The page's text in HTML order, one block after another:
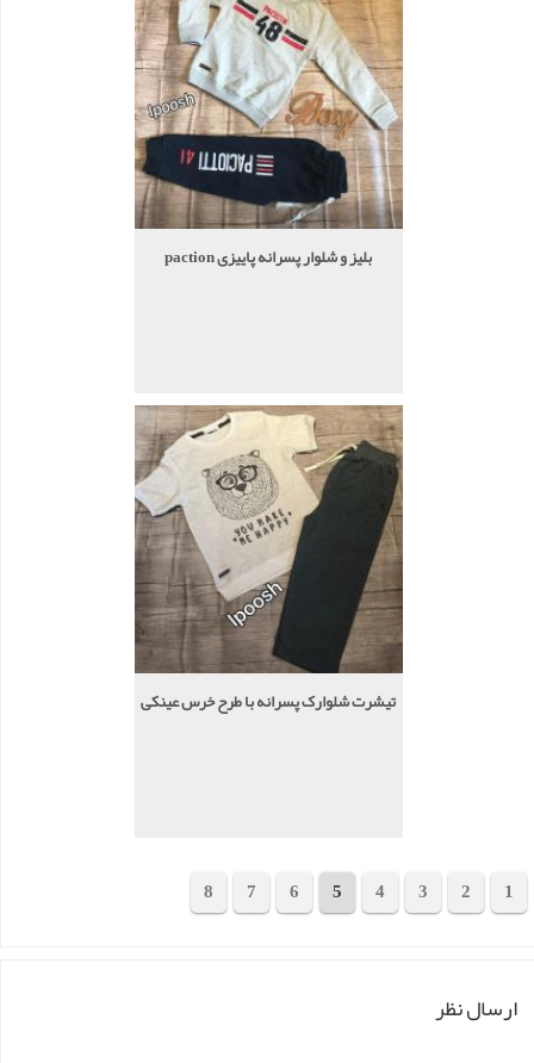
بلیز و شلوار پسرانه پاییزی paction
تیشرت شلوارک پسرانه با طرح خرس عینکی
1
2
3
4
5
6
7
8
ارسال نظر